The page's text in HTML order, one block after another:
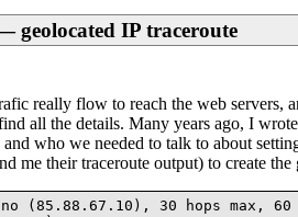
geolocated IP traceroute
really flow to reach the web
all the details. Many years ago, I
who we needed to talk to about
me their traceroute output) to create
(85.88.67.10), 30 hops max, 60